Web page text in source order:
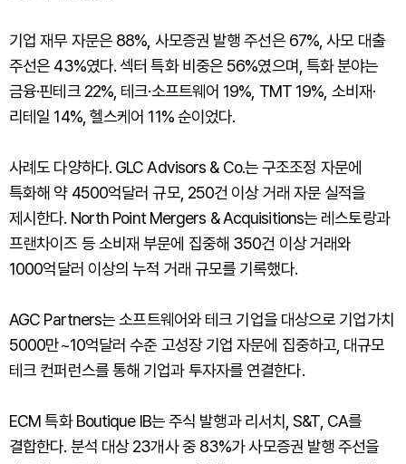
기업 재무 자문은 88%, 사모증권 발행 주선은 67%, 사모 대출
주선은 43%였다. 섹터 특화 비중은 56%였으며, 특화 분야는
금융·핀테크 22%, 테크·소프트웨어 19%, TMT 19%, 소비재·
리테일 14%, 헬스케어 11% 순이었다.
사례도 다양하다. GLC Advisors & Co.는 구조조정 자문에
특화해 약 4500억달러 규모, 250건 이상 거래 자문 실적을
제시한다. North Point Mergers & Acquisitions는 레스토랑과
프랜차이즈 등 소비재 부문에 집중해 350건 이상 거래와
1000억달러 이상의 누적 거래 규모를 기록했다.
AGC Partners는 소프트웨어와 테크 기업을 대상으로 기업가치
5000만~10억달러 수준 고성장 기업 자문에 집중하고, 대규모
테크 컨퍼런스를 통해 기업과 투자자를 연결한다.
ECM 특화 Boutique IB는 주식 발행과 리서치, S&T, CA를
결합한다. 분석 대상 23개사 중 83%가 사모증권 발행 주선을